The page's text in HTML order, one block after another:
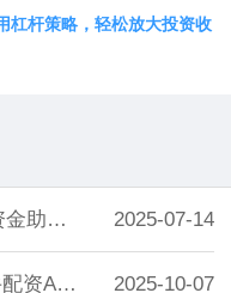
杠杆策略，轻松放大投资收
配资平台网站 Mom配资：专业资金助力， 2025-07-14
杠杆德信嘉诚官方网站 下载途牛配资APP 2025-10-07